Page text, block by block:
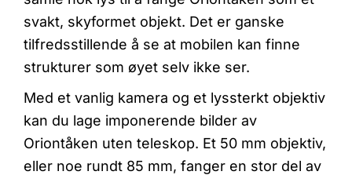
svakt, skyformet objekt. Det er ganske
tilfredsstillende å se at mobilen kan finne
strukturer som øyet selv ikke ser.
Med et vanlig kamera og et lyssterkt objektiv
kan du lage imponerende bilder av
Oriontåken uten teleskop. Et 50 mm objektiv,
eller noe rundt 85 mm, fanger en stor del av